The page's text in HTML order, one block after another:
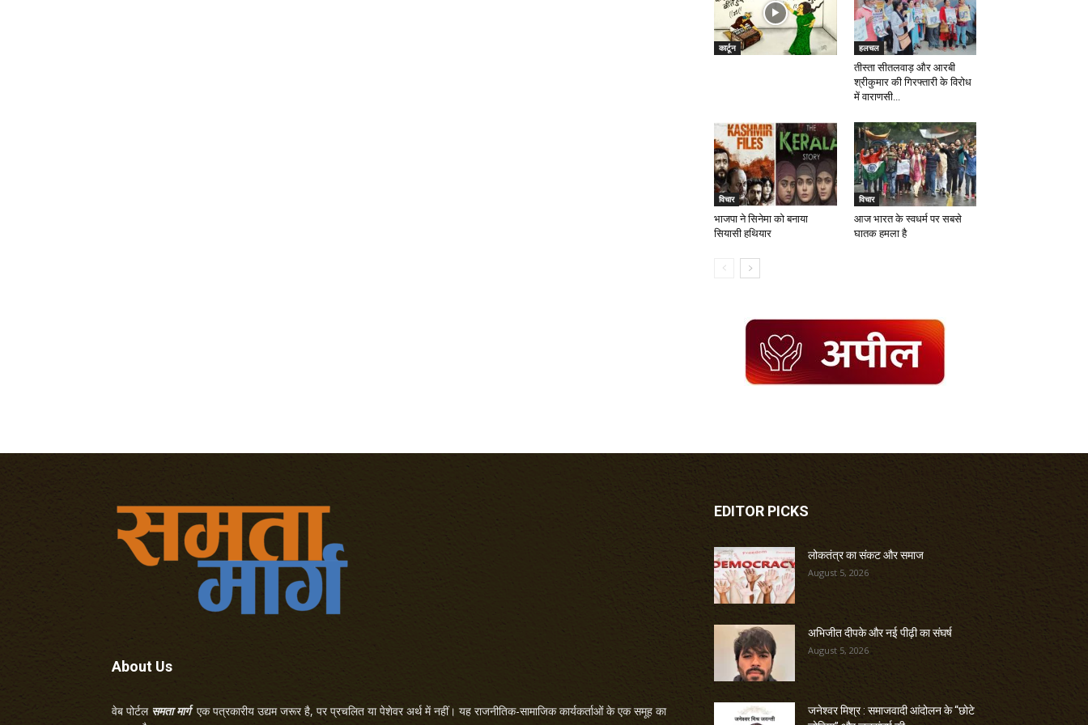
कार्टून हलचल
तीस्ता सीतलवाड़ और आरबी
श्रीकुमार की गिरफ्तारी के विरोध
में वाराणसी...
विचार
भाजपा ने सिनेमा को बनाया
सियासी हथियार
विचार
आज भारत के स्वधर्म पर सबसे
घातक हमला है
About Us
वेब पोर्टल समता मार्गएक पत्रकारीय उद्यम जरूर है, पर प्रचलित या पेशेवर अर्थ में नहीं। यह राजनीतिक-सामाजिक कार्यकर्ताओं के एक समूह का
EDITOR PICKS
लोकतंत्र का संकट और समाज
August 5, 2026
अभिजीत दीपके और नई पीढ़ी का संघर्ष
August 5, 2026
जनेश्वर मिश्र : समाजवादी आंदोलन के “छोटे